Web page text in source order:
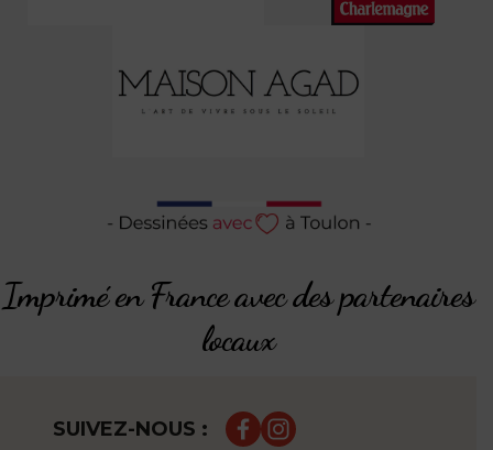
Imprimé en France avec des partenaires
locaux
SUIVEZ-NOUS :